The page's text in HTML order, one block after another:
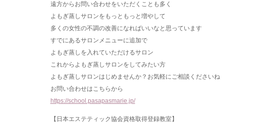
遠方からお問い合わせをいただくことも多く
よもぎ蒸しサロンをもっともっと増やして
多くの女性の不調の改善になればいいなと思っています
すでにあるサロンメニューに追加で
よもぎ蒸しを入れていただけるサロン
これからよもぎ蒸しサロンをしてみたい方
よもぎ蒸しサロンはじめませんか？お気軽にご相談くださいね
お問い合わせはこちらから
https://school.pasapasmarie.jp/
【日本エステティック協会資格取得登録教室】